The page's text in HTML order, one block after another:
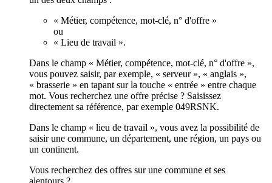
« Métier, compétence, mot-clé, n° d'offre »
ou
« Lieu de travail ».
Dans le champ « Métier, compétence, mot-clé, n° d'offre »,
vous pouvez saisir, par exemple, « serveur », « anglais »,
« brasserie » en tapant sur la touche « entrée » entre chaque
mot. Vous recherchez une offre précise ? Saisissez
directement sa référence, par exemple 049RSNK.
Dans le champ « lieu de travail », vous avez la possibilité de
saisir une commune, un département, une région, un pays ou
un continent.
Vous recherchez des offres sur une commune et ses